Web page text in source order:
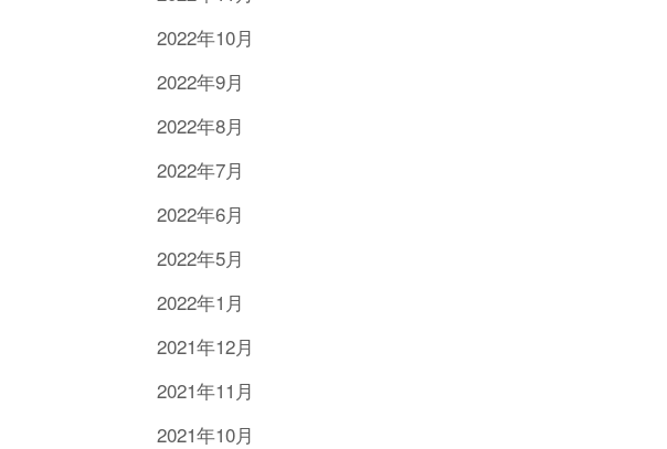
2022年10月
2022年9月
2022年8月
2022年7月
2022年6月
2022年5月
2022年1月
2021年12月
2021年11月
2021年10月